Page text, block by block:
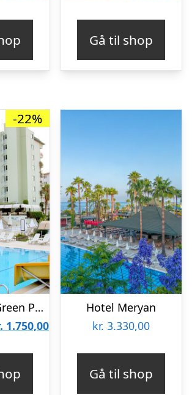
4.028,09.kr. 3.369,00.
kr. 3.155,69.
Gå til shop
-22%
Lejligheder Green Park
1.750,00Den
Hotel Meryan
kr. 3.330,00
Gå til shop